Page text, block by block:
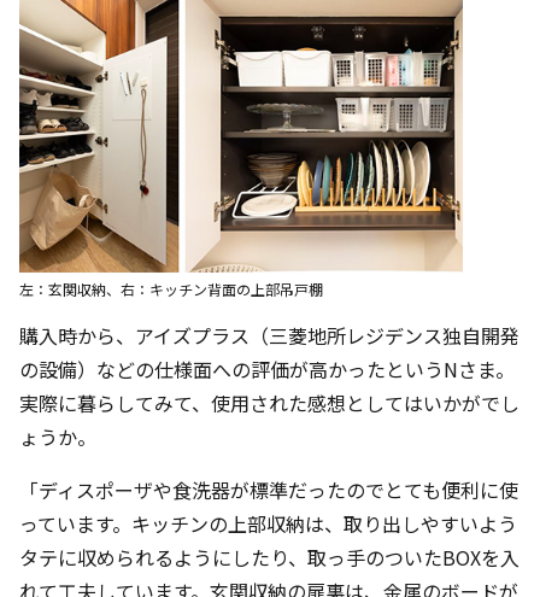
左：玄関収納、右：キッチン背面の上部吊戸棚
購入時から、アイズプラス（三菱地所レジデンス独自開発
の設備）などの仕様面への評価が高かったというNさま。
実際に暮らしてみて、使用された感想としてはいかがでし
ょうか。
「ディスポーザや食洗器が標準だったのでとても便利に使
っています。キッチンの上部収納は、取り出しやすいよう
タテに収められるようにしたり、取っ手のついたBOXを入
れて工夫しています。玄関収納の扉裏は、金属のボードが